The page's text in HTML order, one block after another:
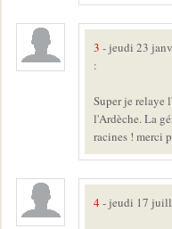
3 - jeudi 23
:
Super je relaye
l'Ardèche. La
racines ! merci
4- jeudi 17